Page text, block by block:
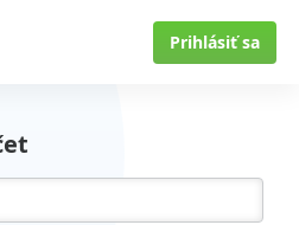
Prihlásiť sa